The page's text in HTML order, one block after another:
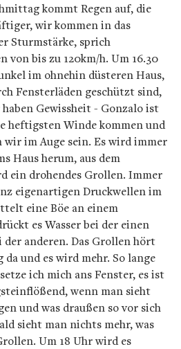
kommt Regen auf, die
wir kommen in das
Sturmstärke, sprich
von bis zu 120km/h. Um 16.30
im ohnehin düsteren Haus,
Fensterläden geschützt sind,
Gewissheit - Gonzalo ist
heftigsten Winde kommen und
wir im Auge sein. Es wird immer
Haus herum, aus dem
ein drohendes Grollen. Immer
eigenartigen Druckwellen im
eine Böe an einem
es Wasser bei der einen
anderen. Das Grollen hört
und es wird mehr. So lange
ich mich ans Fenster, es ist
wenn man sieht
und was draußen so vor sich
sieht man nichts mehr, was
Um 18 Uhr wird es